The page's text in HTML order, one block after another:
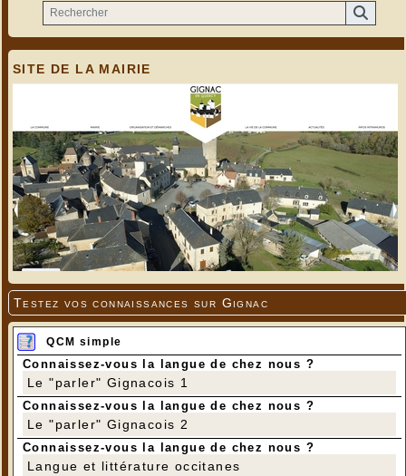
SITE DE LA MAIRIE
Testez vos connaissances sur Gignac
QCM simple
Connaissez-vous la langue de chez nous ?
Le "parler" Gignacois 1
Connaissez-vous la langue de chez nous ?
Le "parler" Gignacois 2
Connaissez-vous la langue de chez nous ?
Langue et littérature occitanes